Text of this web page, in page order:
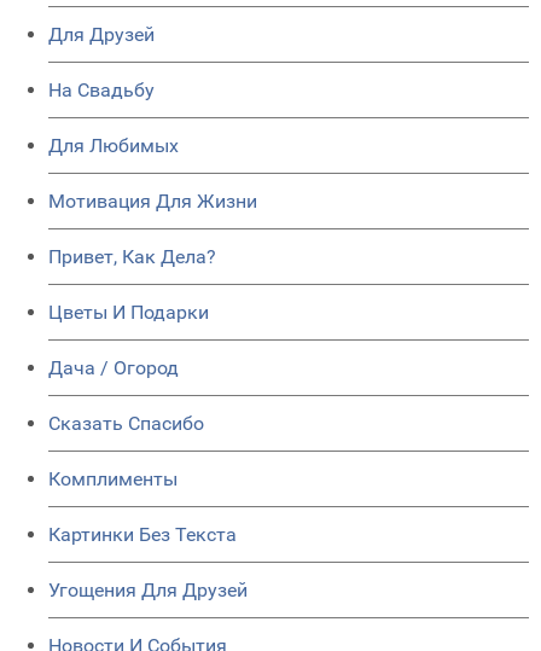
Для Друзей
На Свадьбу
Для Любимых
Мотивация Для Жизни
Привет, Как Дела?
Цветы И Подарки
Дача / Огород
Сказать Спасибо
Комплименты
Картинки Без Текста
Угощения Для Друзей
Новости И События